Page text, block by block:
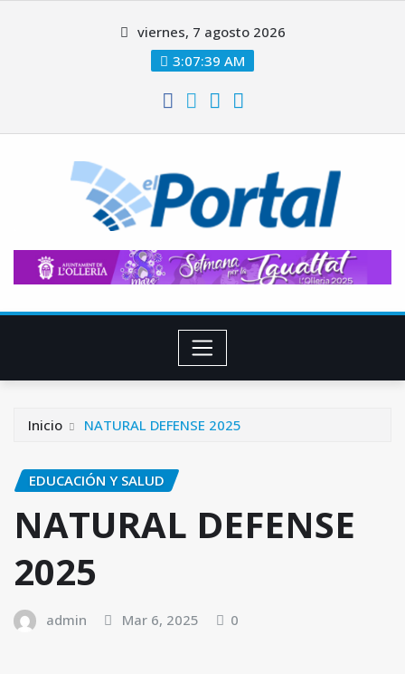
viernes, 7 agosto 2026
3:07:40 AM
Inicio NATURAL DEFENSE 2025
EDUCACIÓN Y SALUD
NATURAL DEFENSE
2025
admin Mar 6, 2025 0